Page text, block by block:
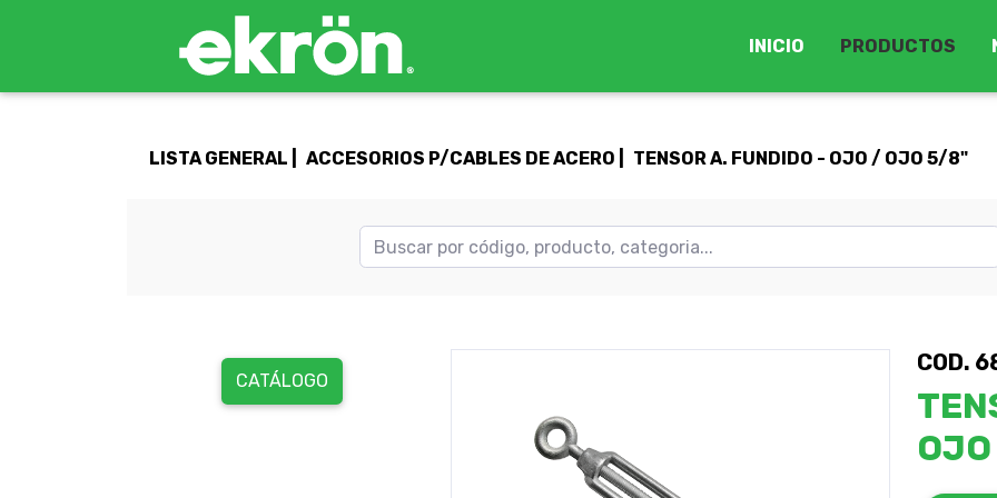
INICIO PRODUCTOS
LISTA GENERAL | ACCESORIOS P/CABLES DE ACERO | TENSOR A. FUNDIDO - OJO / OJO 5/8"
CATÁLOGO
COD.